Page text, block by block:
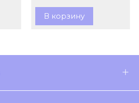
В корзину